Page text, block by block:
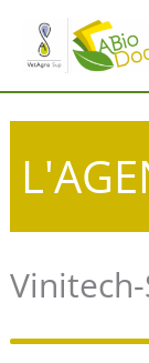
contenu